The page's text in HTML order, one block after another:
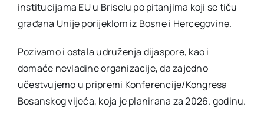
institucijama EU u Briselu po pitanjima koji se tiču
građana Unije porijeklom iz Bosne i Hercegovine.
Pozivamo i ostala udruženja dijaspore, kao i
domaće nevladine organizacije, da zajedno
učestvujemo u pripremi Konferencije/Kongresa
Bosanskog vijeća, koja je planirana za 2026. godinu.